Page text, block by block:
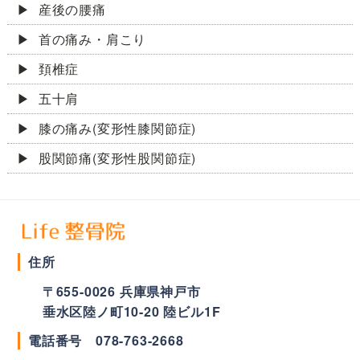
産後の腰痛
首の痛み・肩こり
頚椎症
五十肩
膝の痛み(変形性膝関節症)
股関節痛(変形性股関節症)
住所
〒 655-0026 兵庫県神戸市
垂水区陸ノ町10-20 陸ビル1F
電話番号 078-763-2668